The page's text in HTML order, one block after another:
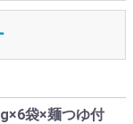
袋×麺つゆ付